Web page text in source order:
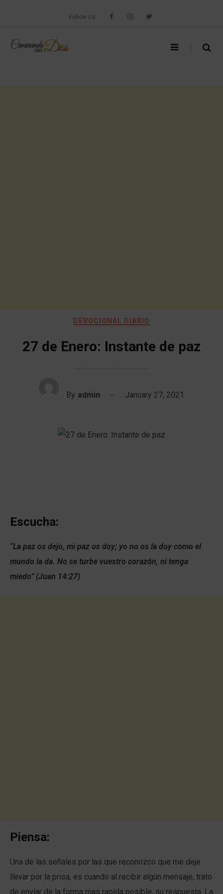
Follow Us
DEVOCIONAL DIARIO
27 de Enero: Instante de paz
By admin January 27, 2021
Escucha:
“La paz os dejo, mi paz os doy; yo no os la doy como el
mundo la da. No se turbe vuestro corazón, ni tenga
miedo” (Juan 14:27)
Piensa:
Una de las señales por las que reconozco que me deje
llevar por la prisa, es cuando al recibir algún mensaje, trato
de enviar de la forma mas rapida posible, su respuesta. La